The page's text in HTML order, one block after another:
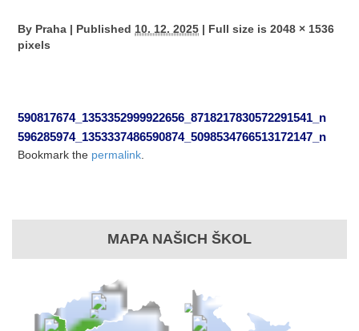
By Praha | Published 10. 12. 2025 | Full size is2048 × 1536
pixels
590817674_1353352999922656_8718217830572291541_n
596285974_1353337486590874_5098534766513172147_n
Bookmark the permalink
MAPA NAŠICH ŠKOL